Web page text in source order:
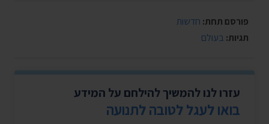
פורסם תחת: חדשות
תגיות: בעולם
עזרו לנו להמשיך להילחם על המידע
בואו לעגל לטובה לתנועה